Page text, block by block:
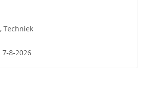
Techniek
8-2026